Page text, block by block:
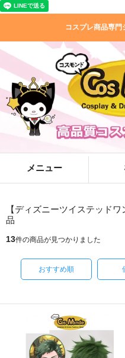
コスプレ商品専門
メニュー
【ディズニーツイステッド
品
13件の商品が見つかりました
おすすめ順